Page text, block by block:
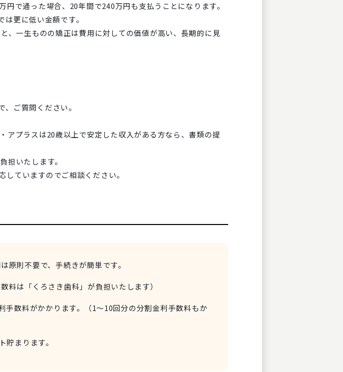
で通った場合、20年間で240万円も支払うことになります。
更に低い金額です。
、一生ものの矯正は費用に対しての価値が高い、長期的に見
ご質問ください。
アプラスは20歳以上で安定した収入がある方なら、書類の提
担いたします。
ていますのでご相談ください。
原則不要で、手続きが簡単です。
料は「くろさき歯科」が負担いたします）
数料がかかります。（1～10回分の分割金利手数料もか
まります。